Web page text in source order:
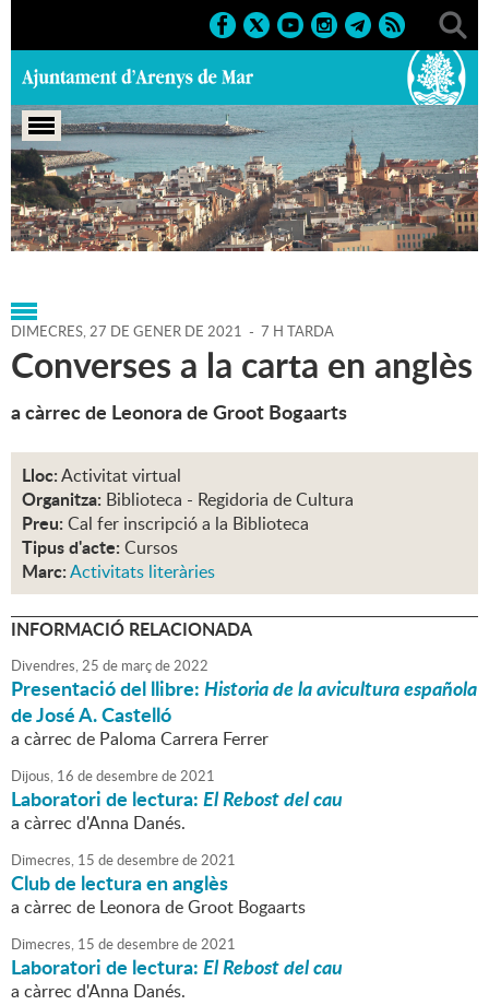
Portada > Agenda > 27-01-
2021 > Marcs > Culturals > 2021 > Activitats literàries
DIMECRES,27 DE GENER DE 2021 - 7 H TARDA
Converses a la carta en anglès
a càrrec de Leonora de Groot Bogaarts
Lloc:Activitat virtual
Organitza: Biblioteca - Regidoria de Cultura
Preu: Cal fer inscripció a la Biblioteca
Tipus d'acte: Cursos
Marc:Activitats literàries
INFORMACIÓ RELACIONADA
Divendres,25 de marçde2022
Presentació del llibre:Historia de la avicultura española
de José A. Castelló
a càrrec de Paloma Carrera Ferrer
Dijous, 16 dedesembrede2021
Laboratori de lectura:El Rebost del cau
a càrrec d'Anna Danés.
Dimecres, 15 dedesembrede2021
Club de lectura en anglès
a càrrec de Leonora de Groot Bogaarts
Dimecres, 15 dedesembrede2021
Laboratori de lectura:El Rebost del cau
a càrrec d'Anna Danés.